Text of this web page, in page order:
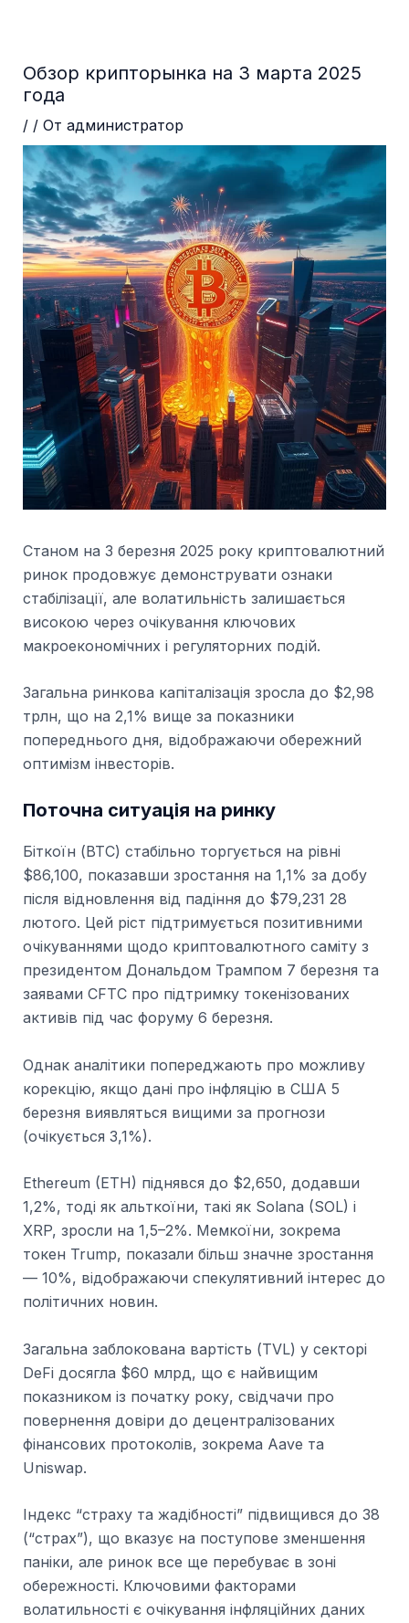
Обзор крипторынка на 3 марта 2025
года
/ / От администратор
Станом на 3 березня 2025 року криптовалютний
ринок продовжує демонструвати ознаки
стабілізації, але волатильність залишається
високою через очікування ключових
макроекономічних і регуляторних подій.
Загальна ринкова капіталізація зросла до $2,98
трлн, що на 2,1% вище за показники
попереднього дня, відображаючи обережний
оптимізм інвесторів.
Поточна ситуація на ринку
Біткоїн (BTC) стабільно торгується на рівні
$86,100, показавши зростання на 1,1% за добу
після відновлення від падіння до $79,231 28
лютого. Цей ріст підтримується позитивними
очікуваннями щодо криптовалютного саміту з
президентом Дональдом Трампом 7 березня та
заявами CFTC про підтримку токенізованих
активів під час форуму 6 березня.
Однак аналітики попереджають про можливу
корекцію, якщо дані про інфляцію в США 5
березня виявляться вищими за прогнози
(очікується 3,1%).
Ethereum (ETH) піднявся до $2,650, додавши
1,2%, тоді як альткоїни, такі як Solana (SOL) і
XRP, зросли на 1,5–2%. Мемкоїни, зокрема
токен Trump, показали більш значне зростання
— 10%, відображаючи спекулятивний інтерес до
політичних новин.
Загальна заблокована вартість (TVL) у секторі
DeFi досягла $60 млрд, що є найвищим
показником із початку року, свідчачи про
повернення довіри до децентралізованих
фінансових протоколів, зокрема Aave та
Uniswap.
Індекс “страху та жадібності” підвищився до 38
(“страх”), що вказує на поступове зменшення
паніки, але ринок все ще перебуває в зоні
обережності. Ключовими факторами
волатильності є очікування інфляційних даних